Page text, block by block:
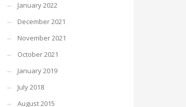
January 2022
December 2021
November 2021
October 2021
January 2019
July 2018
August 2015